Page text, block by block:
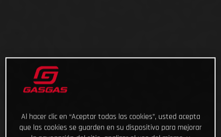
Al hacer clic en “Aceptar todas las cookies”, usted acepta
que las cookies se guarden en su dispositivo para mejorar